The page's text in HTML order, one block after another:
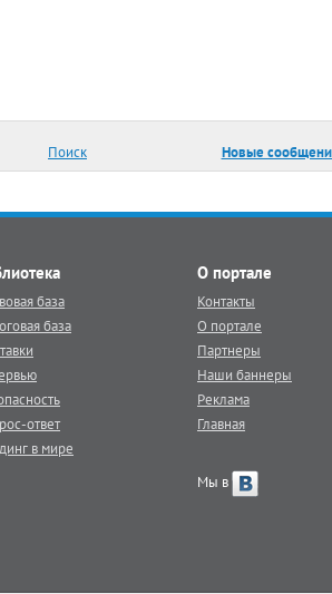
Поиск Новые
база
база
ответ
в мире
О портале
Контакты
О портале
Партнеры
Наши баннеры
Реклама
Главная
Мы в